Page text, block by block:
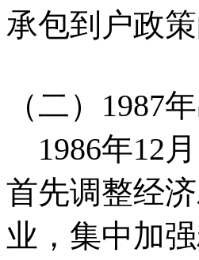
承包到户政策
（二）1987
1986年12
首先调整经
业，集中加